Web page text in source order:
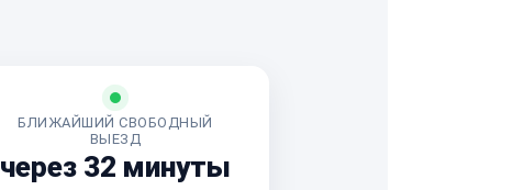
БЛИЖАЙШИЙ СВОБОДНЫЙ
ВЫЕЗД
через 32 минуты